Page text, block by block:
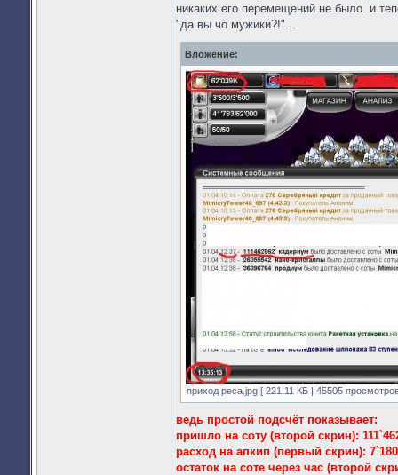
никаких его перемещений не было. и
"да вы чо мужики?!"...
Вложение:
приход реса.jpg [ 221.11 КБ | 45505
ведь простой подсчёт показывает:
пришло на соту (второй скрин):
расход на апкип (первый скрин):
остаток на соте через час (второй